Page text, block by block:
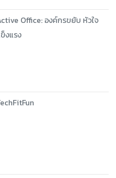
Office: องค์กรขยับ หัวใจ
งแรง